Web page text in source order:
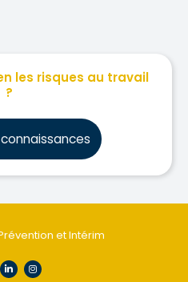
les risques au travail
?
et Intérim